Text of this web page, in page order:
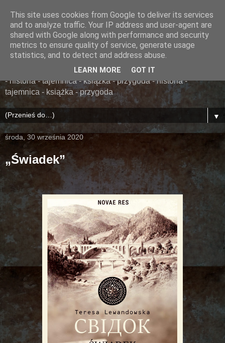
......... ZAPOMNIANA
BIBLIOTEKA ........
książka - przygoda - historia - tajemnica - książka - przygoda
- historia - tajemnica - książka - przygoda - historia -
tajemnica - książka - przygoda
▼
środa, 30 września 2020
„Świadek”
This site uses cookies from Google to deliver its services
and to analyze traffic. Your IP address and user-agent are
shared with Google along with performance and security
metrics to ensure quality of service, generate usage
statistics, and to detect and address abuse.
LEARN MORE GOT IT